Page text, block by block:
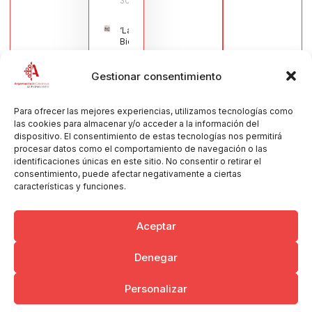
Gestionar consentimiento
Para ofrecer las mejores experiencias, utilizamos tecnologías como
las cookies para almacenar y/o acceder a la información del
dispositivo. El consentimiento de estas tecnologías nos permitirá
procesar datos como el comportamiento de navegación o las
identificaciones únicas en este sitio. No consentir o retirar el
consentimiento, puede afectar negativamente a ciertas
características y funciones.
Aceptar
Denegar
Personalizar
‘La
Bienvenida’,
estampa de
de la Virgen
Muñoz
Muñoz,
anuncia las
Fiestas
Patronales
2026
30/07/2026
Copyright © 2026 Ayuntamiento de Argamasilla de Calatrava
Politica de Privacidad y Aviso Legal